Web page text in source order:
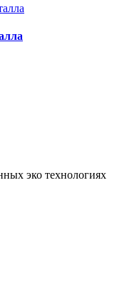
эко технологиях